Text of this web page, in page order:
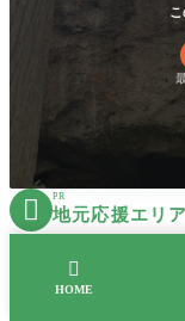
 PR
地元応援エリア

HOME